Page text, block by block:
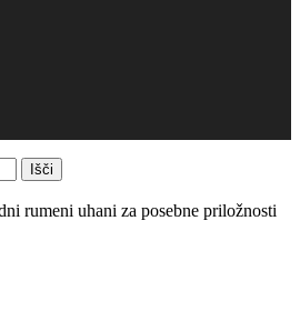
rumeni uhani za posebne priložnosti